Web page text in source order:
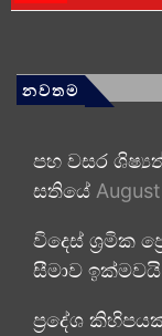
නවතම
පහ වසර
සතියේ
විදෙස් ශ්‍රමික
සීමාව ඉක්මවයි
ප්‍රදේශ